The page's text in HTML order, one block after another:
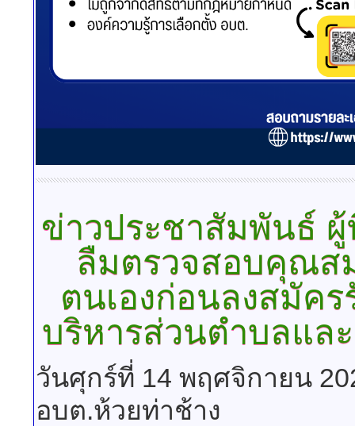
ข่าวประชาสัมพันธ์
ลืมตรวจสอบคุณส
ตนเองก่อนลงสมัค
บริหารส่วนตำบลแล
วันศุกร์ที่ 14 พฤศจิกายน
อบต.ห้วยท่าช้าง